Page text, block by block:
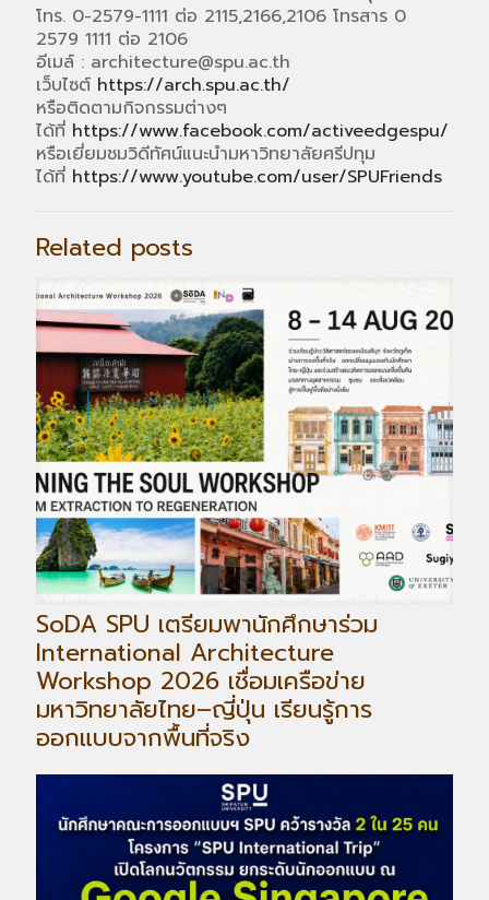
โทร. 0-2579-1111 ต่อ 2115,2166,2106 โทรสาร 0
2579 1111 ต่อ 2106
อีเมล์ : architecture@spu.ac.th
เว็บไซต์ https://arch.spu.ac.th/
หรือติดตามกิจกรรมต่างๆ
ได้ที่ https://www.facebook.com/activeedgespu/
หรือเยี่ยมชมวิดีทัศน์แนะนำมหาวิทยาลัยศรีปทุม
ได้ที่ https://www.youtube.com/user/SPUFriends
Related posts
SoDA SPU เตรียมพานักศึกษาร่วม
International Architecture
Workshop 2026 เชื่อมเครือข่าย
มหาวิทยาลัยไทย–ญี่ปุ่น เรียนรู้การ
ออกแบบจากพื้นที่จริง